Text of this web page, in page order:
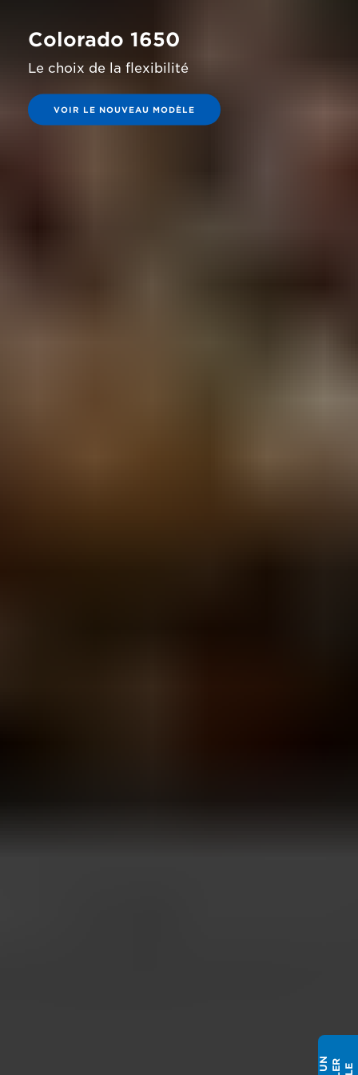
Colorado 1650
Le choix de la flexibilité
VOIR LE NOUVEAU MODÈLE